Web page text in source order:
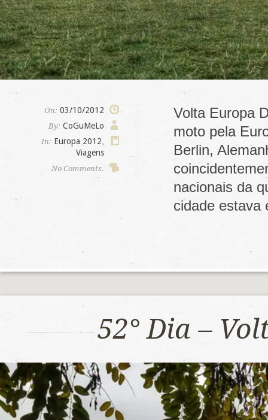
On: 03/10/2012
By: CoGuMeLo
In: Europa 2012
Viagens
No Comments.
Volta Europa
moto pela
Berlin,
nacionais da
cidade
52° Dia –